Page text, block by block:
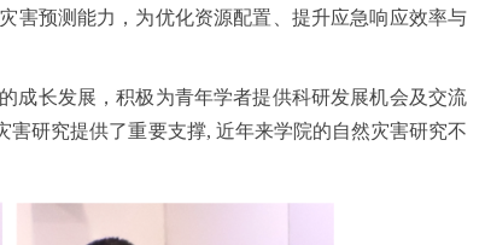
害预测能力，为优化资源配置、提升应急响应效率与
成长发展，积极为青年学者提供科研发展机会及交流
研究提供了重要支撑, 近年来学院的自然灾害研究不